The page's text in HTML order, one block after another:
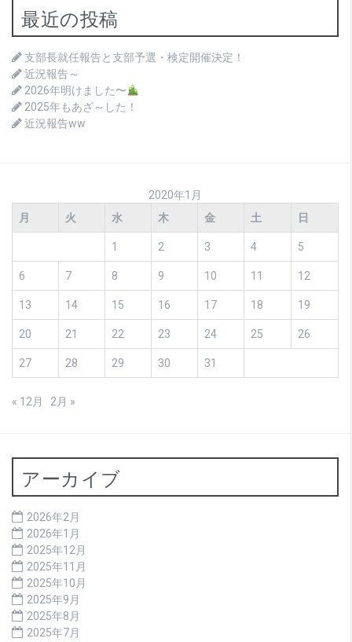
最近の投稿
支部長就任報告と支部予選・検定開催決定！
近況報告～
2026年明けました〜
2025年もあざ～した！
近況報告ww
2020年1月
月
火 水 木 金 土 日
1 2 3 4 5
6 7 8 9 10 11 12
13 14 15 16 17 18 19
20 21 22 23 24 25 26
27 28 29 30 31
« 12月 2月 »
アーカイブ
2026年2月
2026年1月
2025年12月
2025年11月
2025年10月
2025年9月
2025年8月
2025年7月